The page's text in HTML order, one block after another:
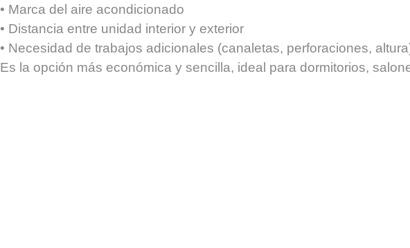
• Marca del aire acondicionado
• Distancia entre unidad interior y exterior
• Necesidad de trabajos adicionales (canaletas, perforaciones,
Es la opción más económica y sencilla, ideal para dormitorios,